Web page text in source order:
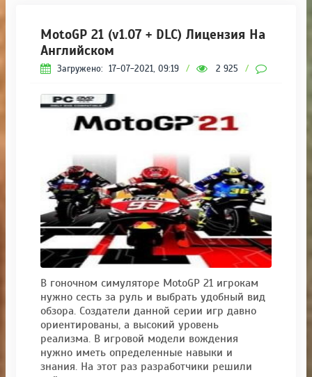
MotoGP 21 (v1.07 + DLC) Лицензия На
Английском
Загружено: 17-07-2021, 09:19 / 2 925 /
В гоночном симуляторе MotoGP 21 игрокам
нужно сесть за руль и выбрать удобный вид
обзора. Создатели данной серии игр давно
ориентированы, а высокий уровень
реализма. В игровой модели вождения
нужно иметь определенные навыки и
знания. На этот раз разработчики решили